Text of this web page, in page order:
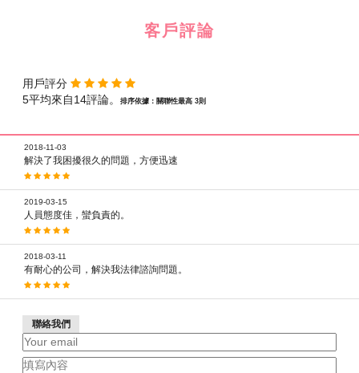
客戶評論
用戶評分
5平均來自14評論。
排序依據：關聯性最高 3則
2018-11-03
解決了我困擾很久的問題，方便迅速
2019-03-15
人員態度佳，蠻負責的。
2018-03-11
有耐心的公司，解決我法律諮詢問題。
聯絡我們